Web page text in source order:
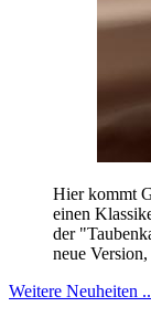
Hier kommt
einen
der
neue Version,
Weitere Neuheiten